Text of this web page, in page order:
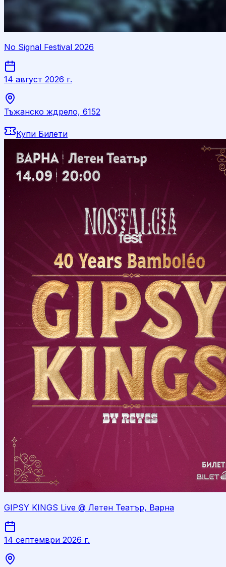
No Signal Festival 2026
14 август 2026 г.
Тъжанско ждрело, 6152
Купи Билети
GIPSY KINGS Live @ Летен Театър, Варна
14 септември 2026 г.